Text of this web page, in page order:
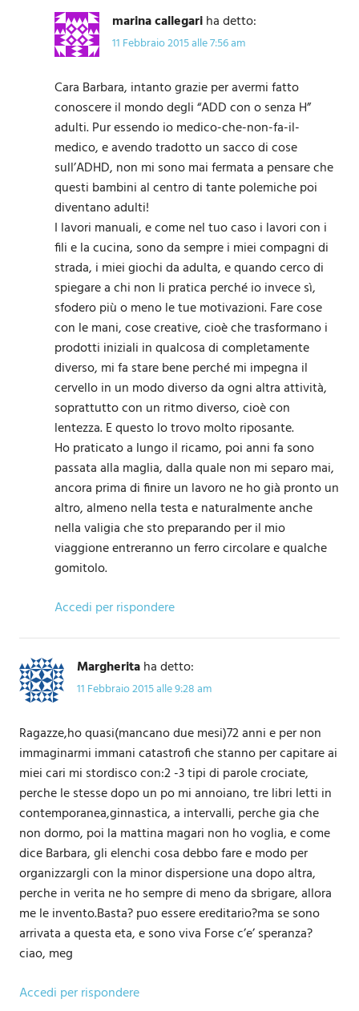
marina callegariha detto:
11 Febbraio 2015 alle 7:56 am
Cara Barbara, intanto grazie per avermi fatto
conoscere il mondo degli “ADD con o senza H”
adulti. Pur essendo io medico-che-non-fa-il-
medico, e avendo tradotto un sacco di cose
sull’ADHD, non mi sono mai fermata a pensare che
questi bambini al centro di tante polemiche poi
diventano adulti!
I lavori manuali, e come nel tuo caso i lavori con i
fili e la cucina, sono da sempre i miei compagni di
strada, i miei giochi da adulta, e quando cerco di
spiegare a chi non li pratica perché io invece sì,
sfodero più o meno le tue motivazioni. Fare cose
con le mani, cose creative, cioè che trasformano i
prodotti iniziali in qualcosa di completamente
diverso, mi fa stare bene perché mi impegna il
cervello in un modo diverso da ogni altra attività,
soprattutto con un ritmo diverso, cioè con
lentezza. E questo lo trovo molto riposante.
Ho praticato a lungo il ricamo, poi anni fa sono
passata alla maglia, dalla quale non mi separo mai,
ancora prima di finire un lavoro ne ho già pronto un
altro, almeno nella testa e naturalmente anche
nella valigia che sto preparando per il mio
viaggione entreranno un ferro circolare e qualche
gomitolo.
Accedi per rispondere
Margheritaha detto:
11 Febbraio 2015 alle 9:28 am
Ragazze,ho quasi(mancano due mesi)72 anni e per non
immaginarmi immani catastrofi che stanno per capitare ai
miei cari mi stordisco con:2 -3 tipi di parole crociate,
perche le stesse dopo un po mi annoiano, tre libri letti in
contemporanea,ginnastica, a intervalli, perche gia che
non dormo, poi la mattina magari non ho voglia, e come
dice Barbara, gli elenchi cosa debbo fare e modo per
organizzargli con la minor dispersione una dopo altra,
perche in verita ne ho sempre di meno da sbrigare, allora
me le invento.Basta? puo essere ereditario?ma se sono
arrivata a questa eta, e sono viva Forse c’e’ speranza?
ciao, meg
Accedi per rispondere